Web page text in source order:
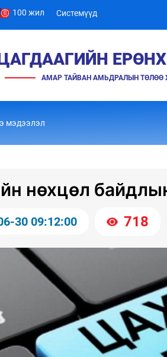
100 жил Системүүд
АМАР ТАЙВАН АМЬДРАЛЫН ТӨЛӨӨ
мэдээлэл
нөхцөл
30 09:12:00 718